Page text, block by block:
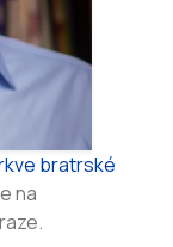
bratrské
na